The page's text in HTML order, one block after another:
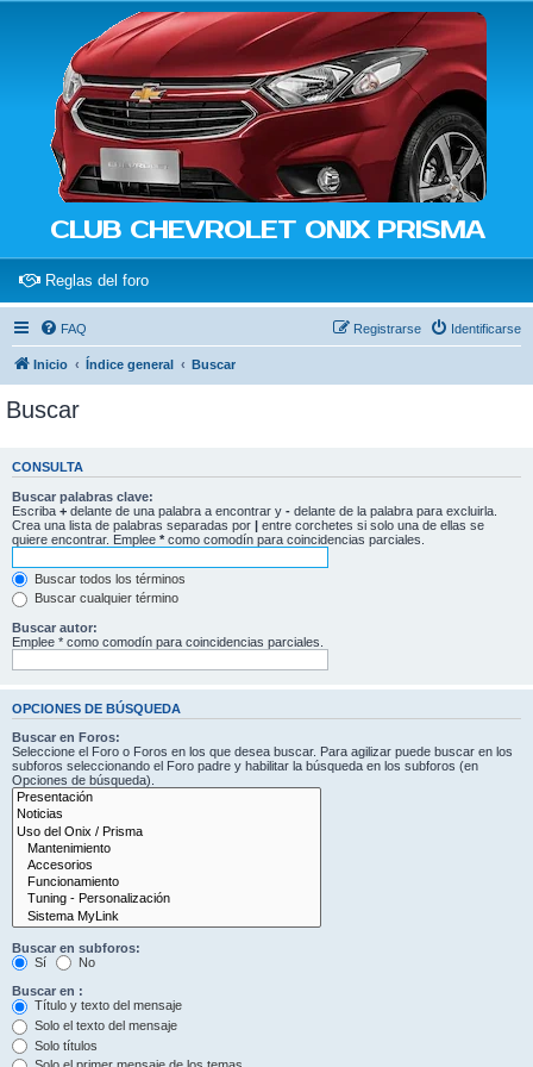
CLUB CHEVROLET ONIX PRISMA
Reglas del foro(Opens a new tab)
FAQ Identificarse
Registrarse
Inicio Índice general Buscar
Buscar
CONSULTA
Buscar palabras clave:
Escriba + delante de una palabra a encontrar y - delante de la palabra para excluirla.
Crea una lista de palabras separadas por | entre corchetes si solo una de ellas se
quiere encontrar. Emplee * como comodín para coincidencias parciales.
Buscar todos los términos
Buscar cualquier término
Buscar autor:
Emplee * como comodín para coincidencias parciales.
OPCIONES DE BÚSQUEDA
Buscar en Foros:
Seleccione el Foro o Foros en los que desea buscar. Para agilizar puede buscar en los
subforos seleccionando el Foro padre y habilitar la búsqueda en los subforos (en
Opciones de búsqueda).
Buscar en subforos:
Sí
No
Buscar en :
Título y texto del mensaje
Solo el texto del mensaje
Solo títulos